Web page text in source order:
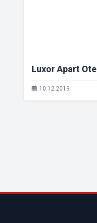
Luxor Apart Otel
10.12.2019